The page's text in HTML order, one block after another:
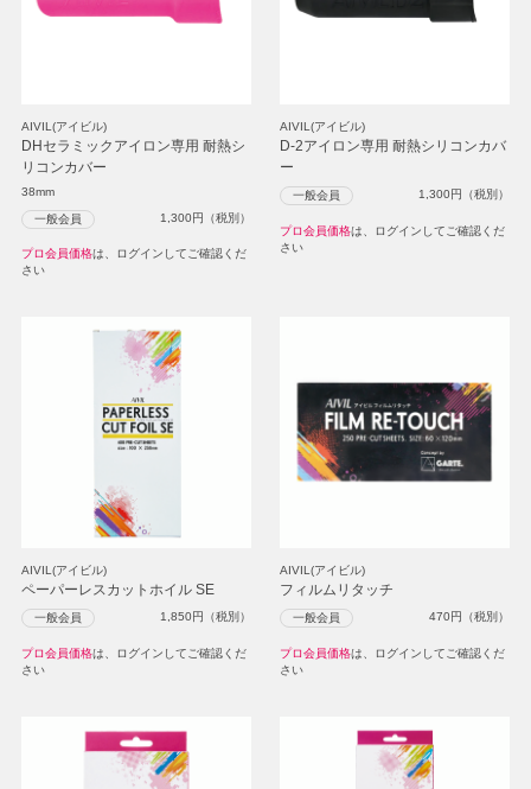
AIVIL(アイビル)
DHセラミックアイロン専用 耐熱シ
リコンカバー
38mm
一般会員 1,300円（税別）
プロ会員価格は、ログインしてご確認くだ
さい
AIVIL(アイビル)
D-2アイロン専用 耐熱シリコンカバ
ー
一般会員 1,300円（税別）
プロ会員価格は、ログインしてご確認くだ
さい
AIVIL(アイビル)
ペーパーレスカットホイル SE
一般会員 1,850円（税別）
プロ会員価格は、ログインしてご確認くだ
さい
AIVIL(アイビル)
フィルムリタッチ
一般会員 470円（税別）
プロ会員価格は、ログインしてご確認くだ
さい